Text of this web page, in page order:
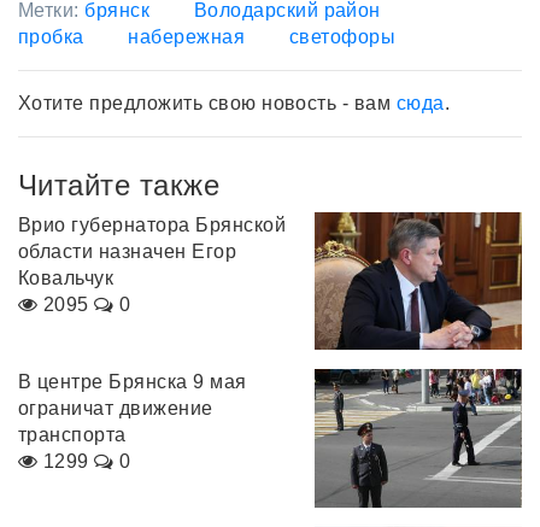
Метки: брянск
Володарский район
пробка
набережная светофоры
Хотите предложить свою новость - вам сюда.
Читайте также
Врио губернатора Брянской
области назначен Егор
Ковальчук
2095
0
В центре Брянска 9 мая
ограничат движение
транспорта
1299
0